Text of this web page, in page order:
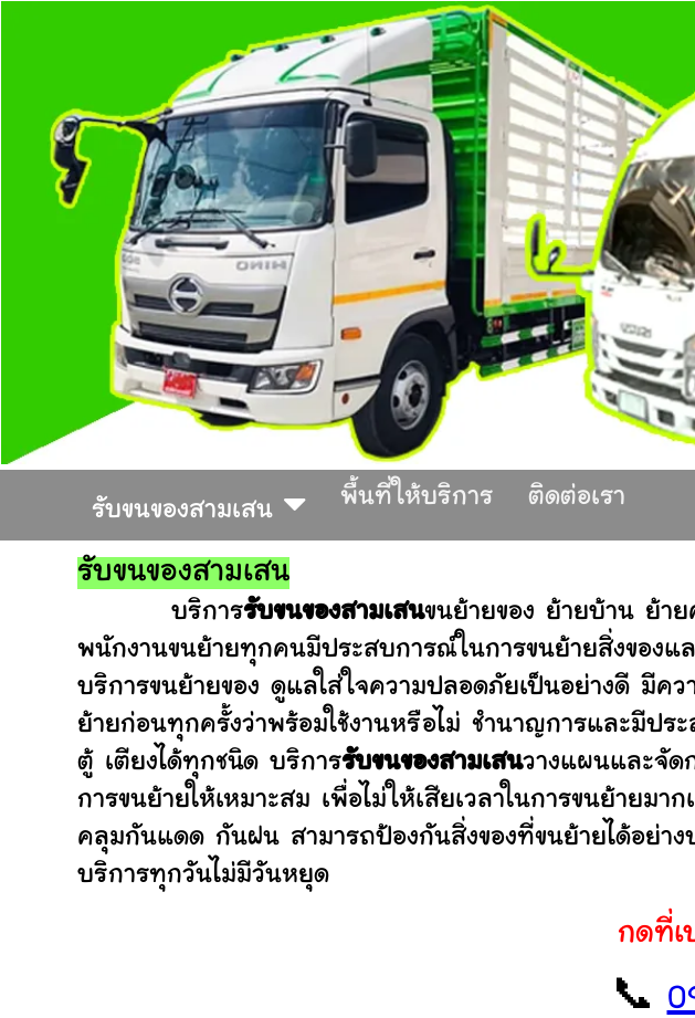
รับขนของสามเสน
พื้นที่ให้บริการ ติดต่อเรา
รับขนของสามเสน
บริการรับขนของสามเสนขนย้ายของ ย้ายบ้าน ย้า
พนักงานขนย้ายทุกคนมีประสบการณ์ในการขนย้ายสิ่งของแ
บริการขนย้ายของ ดูแลใส่ใจความปลอดภัยเป็นอย่างดี มี
ย้ายก่อนทุกครั้งว่าพร้อมใช้งานหรือไม่ ชำนาญการและมีป
ตู้ เตียงได้ทุกชนิด บริการรับขนของสามเสนวางแผนและจัด
การขนย้ายให้เหมาะสม เพื่อไม่ให้เสียเวลาในการขนย้ายม
คลุมกันแดด กันฝน สามารถป้องกันสิ่งของที่ขนย้ายได้อย่า
บริการทุกวันไม่มีวันหยุด
กดที่เ
📞